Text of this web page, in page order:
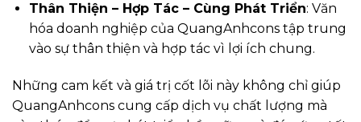
Thân Thiện – Hợp Tác – Cùng Phát Triển: Văn
hóa doanh nghiệp của QuangAnhcons tập trung
vào sự thân thiện và hợp tác vì lợi ích chung.
Những cam kết và giá trị cốt lõi này không chỉ giúp
QuangAnhcons cung cấp dịch vụ chất lượng mà